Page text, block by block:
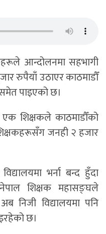
आन्दोलनमा सहभागी
रुपैयाँ उठाएर काठमाडौँ
पाइएको छ।
शिक्षकले काठमाडौँको
जनही २ हजार
भर्ना बन्द हुँदा
नेपाल शिक्षक महासङ्घले
निजी विद्यालयमा पनि
छ।